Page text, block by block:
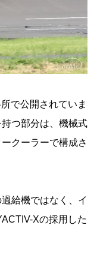
で公開されていま
つ部分は、機械式
クーラーで構成さ
給機ではなく、イ
Xの採用した